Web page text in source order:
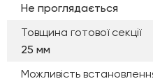
Не проглядається
Товщина готової секції
25 мм
Можливість